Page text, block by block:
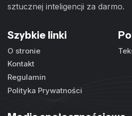
sztucznej inteligencji za darmo.
Szybkie linki
O stronie
Kontakt
Regulamin
Polityka Prywatności